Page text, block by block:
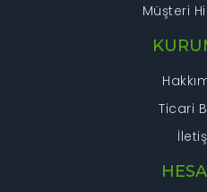
Müşteri
Ticari